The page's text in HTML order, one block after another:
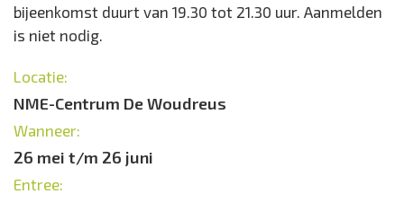
bijeenkomst duurt van 19.30 tot 21.30 uur. Aanmelden
is niet nodig.
Locatie:
NME-Centrum De Woudreus
Wanneer:
26 mei t/m 26 juni
Entree: